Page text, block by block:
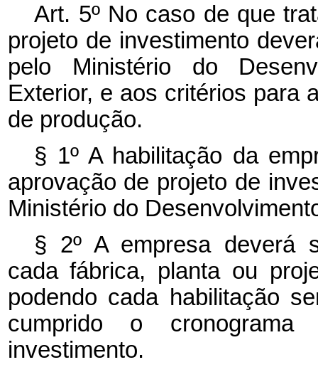
Art. 5º No caso de que
projeto de investimento
pelo Ministério do
Exterior, e aos critérios para
de produção.
§ 1º A habilitação da
aprovação de projeto de
Ministério do
§ 2º A empresa deverá
cada fábrica, planta ou
podendo cada habilitação
cumprido o
investimento.